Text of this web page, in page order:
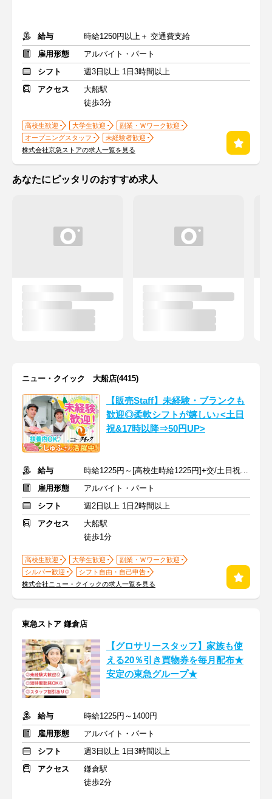
給与
時給1250円以上＋ 交通費支給
雇用形態
アルバイト・パート
シフト
週3日以上 1日3時間以上
アクセス
大船駅
徒歩3分
高校生歓迎 大学生歓迎
副業・Ｗワーク歓迎
オープニングスタッフ
未経験者歓迎
株式会社京急ストアの求人一覧を見る
あなたにピッタリのおすすめ求人
ニュー・クイック 大船店(4415)
【販売Staff】未経験・ブランクも
歓迎◎柔軟シフトが嬉しい♪<土日
祝&17時以降⇒50円UP>
給与
時給1225円～[高校生時給1225円]+交/土日祝+50円,17時以降+50円
雇用形態
アルバイト・パート
シフト
週2日以上 1日2時間以上
アクセス
大船駅
徒歩1分
高校生歓迎 大学生歓迎
副業・Ｗワーク歓迎
シルバー歓迎
シフト自由・自己申告
株式会社ニュー・クイックの求人一覧を見る
東急ストア 鎌倉店
【グロサリースタッフ】家族も使
える20％引き買物券を毎月配布★
安定の東急グループ★
給与
時給1225円～1400円
雇用形態
アルバイト・パート
シフト
週3日以上 1日3時間以上
アクセス
鎌倉駅
徒歩2分